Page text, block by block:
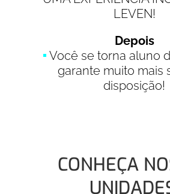
LEVEN!
Depois
Você se torna aluno
garante muito mais
disposição!
CONHEÇA